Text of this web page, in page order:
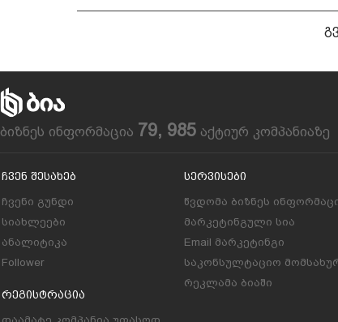
ბიზნეს ინფორმაცია 79, 985 აქტიურ კომპანიაზე
Ჩვენ Შესახებ
ჩვენი გუნდი
სიახლეები
ანალიტიკა
Follower
Რეგისტრაცია
Სერვისები
წვდომა ბიზნეს
მარკეტინგული სია
Email მარკეტინგი
საკონსულტაციო
რეკლამა ბიაში